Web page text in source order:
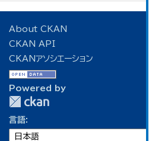
About CKAN
CKAN API
CKANアソシエーション
Powered by
言語